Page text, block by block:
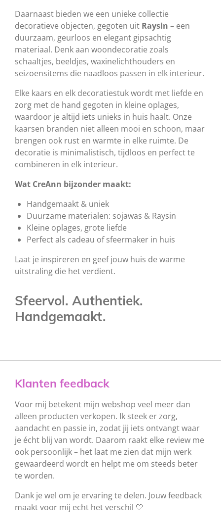
Daarnaast bieden we een unieke collectie
decoratieve objecten, gegoten uit Raysin – een
duurzaam, geurloos en elegant gipsachtig
materiaal. Denk aan woondecoratie zoals
schaaltjes, beeldjes, waxinelichthouders en
seizoensitems die naadloos passen in elk interieur.
Elke kaars en elk decoratiestuk wordt met liefde en
zorg met de hand gegoten in kleine oplages,
waardoor je altijd iets unieks in huis haalt. Onze
kaarsen branden niet alleen mooi en schoon, maar
brengen ook rust en warmte in elke ruimte. De
decoratie is minimalistisch, tijdloos en perfect te
combineren in elk interieur.
Wat CreAnn bijzonder maakt:
Handgemaakt & uniek
Duurzame materialen: sojawas & Raysin
Kleine oplages, grote liefde
Perfect als cadeau of sfeermaker in huis
Laat je inspireren en geef jouw huis de warme
uitstraling die het verdient.
Sfeervol. Authentiek.
Handgemaakt.
Klanten feedback
Voor mij betekent mijn webshop veel meer dan
alleen producten verkopen. Ik steek er zorg,
aandacht en passie in, zodat jij iets ontvangt waar
je écht blij van wordt. Daarom raakt elke review me
ook persoonlijk – het laat me zien dat mijn werk
gewaardeerd wordt en helpt me om steeds beter
te worden.
Dank je wel om je ervaring te delen. Jouw feedback
maakt voor mij echt het verschil 🤍